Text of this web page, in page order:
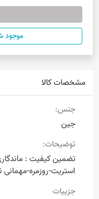
موجود
مشخصات کالا
جنس:
جین
توضیحات:
تضمین کیفیت :
استریت-روزمره-
جزییات